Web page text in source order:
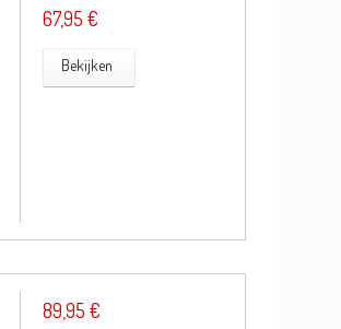
67,95 €
Bekijken
89,95 €